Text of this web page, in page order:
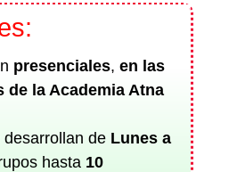
presenciales, en las
de la Academia Atna
deLunes a
hasta10